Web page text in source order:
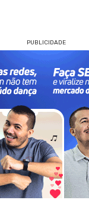
PUBLICIDADE